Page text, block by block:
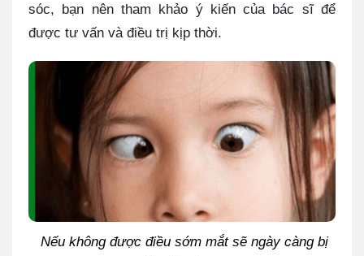
sóc, bạn nên tham khảo ý kiến của bác sĩ để
được tư vấn và điều trị kịp thời.
Nếu không được điều sớm mắt sẽ ngày càng bị